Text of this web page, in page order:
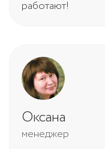
работают!
Оксана
менеджер